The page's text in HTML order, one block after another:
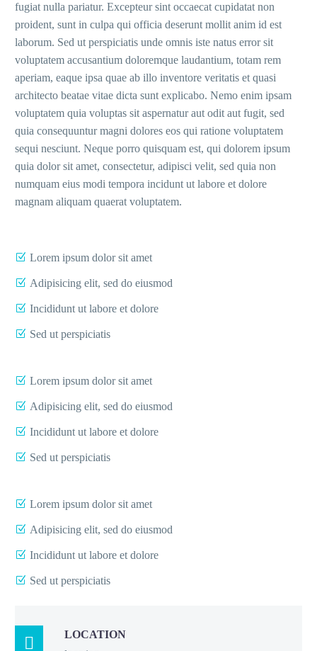
fugiat nulla pariatur. Excepteur sint occaecat cupidatat non
proident, sunt in culpa qui officia deserunt mollit anim id est
laborum. Sed ut perspiciatis unde omnis iste natus error sit
voluptatem accusantium doloremque laudantium, totam rem
aperiam, eaque ipsa quae ab illo inventore veritatis et quasi
architecto beatae vitae dicta sunt explicabo. Nemo enim ipsam
voluptatem quia voluptas sit aspernatur aut odit aut fugit, sed
quia consequuntur magni dolores eos qui ratione voluptatem
sequi nesciunt. Neque porro quisquam est, qui dolorem ipsum
quia dolor sit amet, consectetur, adipisci velit, sed quia non
numquam eius modi tempora incidunt ut labore et dolore
magnam aliquam quaerat voluptatem.
Lorem ipsum dolor sit amet
Adipisicing elit, sed do eiusmod
Incididunt ut labore et dolore
Sed ut perspiciatis
Lorem ipsum dolor sit amet
Adipisicing elit, sed do eiusmod
Incididunt ut labore et dolore
Sed ut perspiciatis
Lorem ipsum dolor sit amet
Adipisicing elit, sed do eiusmod
Incididunt ut labore et dolore
Sed ut perspiciatis

LOCATION